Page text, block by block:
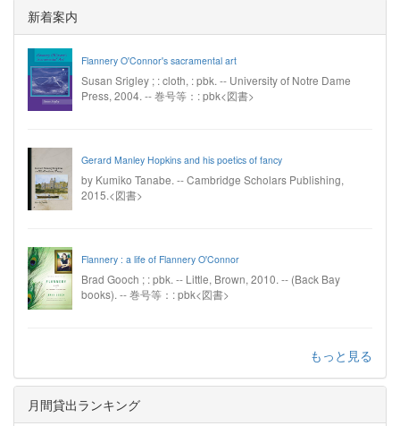
新着案内
Flannery O'Connor's sacramental art
Susan Srigley ; : cloth, : pbk. -- University of Notre Dame
Press, 2004. -- 巻号等：: pbk<図書>
Gerard Manley Hopkins and his poetics of fancy
by Kumiko Tanabe. -- Cambridge Scholars Publishing,
2015.<図書>
Flannery : a life of Flannery O'Connor
Brad Gooch ; : pbk. -- Little, Brown, 2010. -- (Back Bay
books). -- 巻号等：: pbk<図書>
もっと見る
月間貸出ランキング